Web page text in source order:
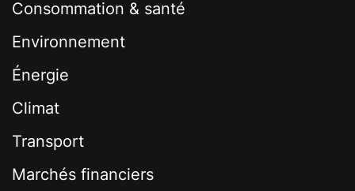
Consommation & santé
Environnement
Énergie
Climat
Transport
Marchés financiers